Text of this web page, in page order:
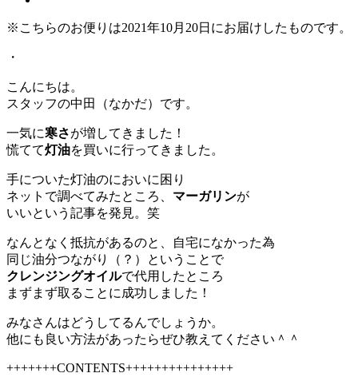
※こちらのお便りは2021年10月20日にお届けしたものです。
・
こんにちは。
スタッフの中田（なかだ）です。
一気に寒さが増してきました！
慌てて灯油を買いに行ってきました。
手についた灯油のにおいに困り
ネットで調べてみたところ、 マーガリンが
いいという記事を発見。笑
なんとなく抵抗があるのと、自宅になかった為
同じ油分つながり（？）ということで
クレンジングオイルで代用したところ
まずまず取ることに成功しました！
みなさんはどうしてるんでしょうか。
他にも良い方法があったらぜひ教えてください＾＾
+++++++CONTENTS+++++++++++++++